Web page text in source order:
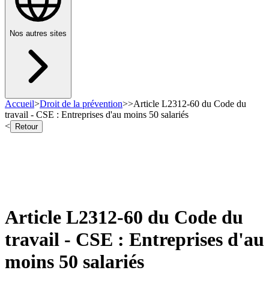
Nos autres sites
Accueil>Droit de la prévention>>Article L2312-60 du Code du
travail - CSE : Entreprises d'au moins 50 salariés
<
Retour
Article L2312-60 du Code du
travail - CSE : Entreprises d'au
moins 50 salariés